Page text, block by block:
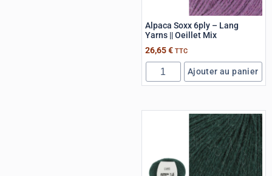
Alpaca Soxx 6ply – Lang
Yarns || Oeillet Mix
26,65€ TTC
Ajouter au panier